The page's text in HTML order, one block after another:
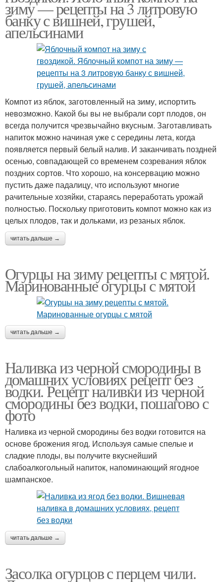
зиму — рецепты на 3 литровую
банку с вишней, грушей,
апельсинами
Компот из яблок, заготовленный на зиму, испортить
невозможно. Какой бы вы не выбрали сорт плодов, он
всегда получится чрезвычайно вкусным. Заготавливать
напиток можно начиная уже с середины лета, когда
появляется первый белый налив. И заканчивать поздней
осенью, совпадающей со временем созревания яблок
поздних сортов. Что хорошо, на консервацию можно
пустить даже падалицу, что используют многие
рачительные хозяйки, стараясь переработать урожай
полностью. Поскольку приготовить компот можно как из
целых плодов, так и дольками, из резаных яблок.
читать дальше →
Огурцы на зиму рецепты с мятой.
Маринованные огурцы с мятой
читать дальше →
Наливка из черной смородины в
домашних условиях рецепт без
водки. Рецепт наливки из черной
смородины без водки, пошагово с
фото
Наливка из черной смородины без водки готовится на
основе брожения ягод. Используя самые спелые и
сладкие плоды, вы получите вкуснейший
слабоалкогольный напиток, напоминающий ягодное
шампанское.
читать дальше →
Засолка огурцов с перцем чили.